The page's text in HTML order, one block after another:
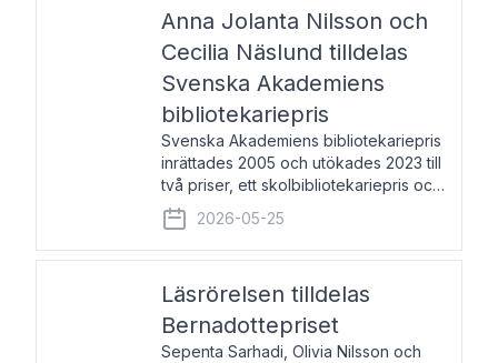
Anna Jolanta Nilsson och
Cecilia Näslund tilldelas
Svenska Akademiens
bibliotekariepris
Svenska Akademiens bibliotekariepris
inrättades 2005 och utökades 2023 till
två priser, ett skolbibliotekariepris och
ett folkbibliotekariepris. Priserna skall
tilldelas bibliotekarier vid svenska folk-
och skolbibliotek som gjort värdefull
2026-05-25
Läsrörelsen tilldelas
Bernadottepriset
Sepenta Sarhadi, Olivia Nilsson och